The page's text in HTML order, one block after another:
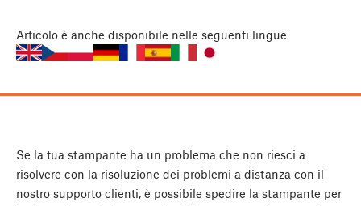
Articolo è anche disponibile nelle seguenti lingue
Se la tua stampante ha un problema che non riesci a
risolvere con la risoluzione dei problemi a distanza con il
nostro supporto clienti, è possibile spedire la stampante per